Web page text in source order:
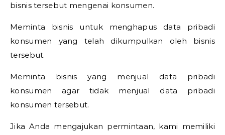
bisnis tersebut mengenai konsumen.
Meminta bisnis untuk menghapus data pribadi
konsumen yang telah dikumpulkan oleh bisnis
tersebut.
Meminta bisnis yang menjual data pribadi
konsumen agar tidak menjual data pribadi
konsumen tersebut.
Jika Anda mengajukan permintaan, kami memiliki